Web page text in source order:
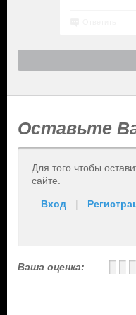
Оставьте
Для того чтобы
сайте.
Вход |
Ваша оценка: